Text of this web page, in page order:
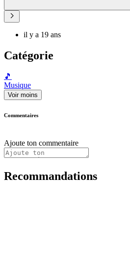
il y a 19 ans
Catégorie
🎵
Musique
Voir moins
Commentaires
Ajoute ton commentaire
Recommandations